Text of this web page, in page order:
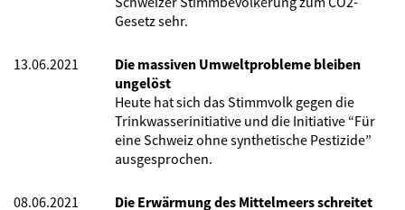
Gesetz sehr.
13.06.2021
Die massiven Umweltprobleme bleiben
ungelöst
Heute hat sich das Stimmvolk gegen die
Trinkwasserinitiative und die Initiative “Für
eine Schweiz ohne synthetische Pestizide”
ausgesprochen.
08.06.2021
Die Erwärmung des Mittelmeers schreitet